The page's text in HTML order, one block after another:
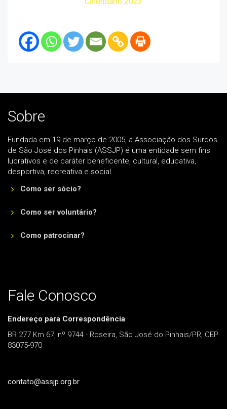
Sobre
Fundada em 19 de março de 2005, a Associação dos Surdos
de São José dos Pinhais (ASSJP) é uma entidade sem fins
lucrativos e de caráter beneficente, cultural, educativa,
desportiva, recreativa e social.
Como ser sócio?
Como ser voluntário?
Como patrocinar?
Fale Conosco
Endereço para Correspondência
BR 277 Km 67, nº 9744 - Roseira, São José do Pinhais/PR, CEP
83075-970
contato@assjp.org.br